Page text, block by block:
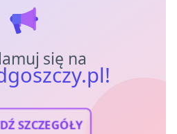
się na
SZCZEGÓŁY